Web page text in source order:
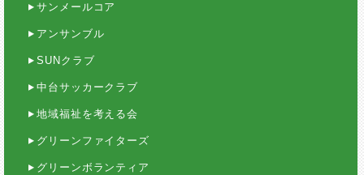
サンメールコア
アンサンブル
SUNクラブ
中台サッカークラブ
地域福祉を考える会
グリーンファイターズ
グリーンボランティア